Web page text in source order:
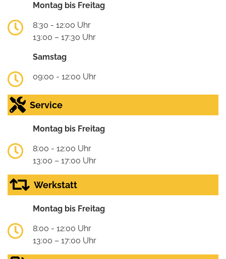
Montag bis Freitag
8:30 - 12:00 Uhr
13:00 – 17:30 Uhr
Samstag
09:00 - 12:00 Uhr
Service
Montag bis Freitag
8:00 - 12:00 Uhr
13:00 – 17:00 Uhr
Werkstatt
Montag bis Freitag
8:00 - 12:00 Uhr
13:00 – 17:00 Uhr